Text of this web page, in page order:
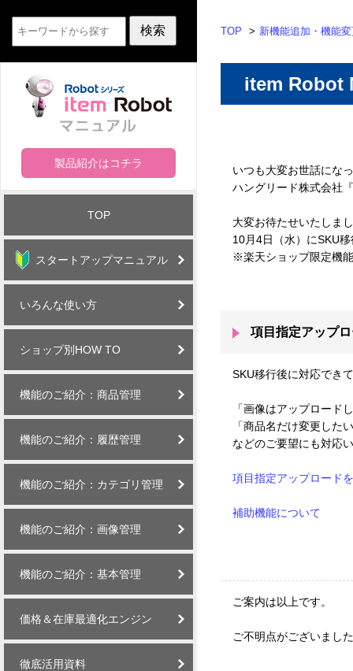
製品紹介はコチラ
TOP
スタートアップマニュアル
いろんな使い方
ショップ別HOW TO
機能のご紹介：商品管理
機能のご紹介：履歴管理
機能のご紹介：カテゴリ管理
機能のご紹介：画像管理
機能のご紹介：基本管理
価格＆在庫最適化エンジン
徹底活用資料
TOP 新機能追加・機能
item Robot
いつも大変お世話にな
ハングリード株式会社
大変お待たせいたしま
10月4日（水）にSKU
※楽天ショップ限定機
項目指定アップ
SKU移行後に対応でき
「画像はアップロード
「商品名だけ変更した
などのご要望にも対応
項目指定アップロード
補助機能について
ご案内は以上です。
ご不明点がございまし